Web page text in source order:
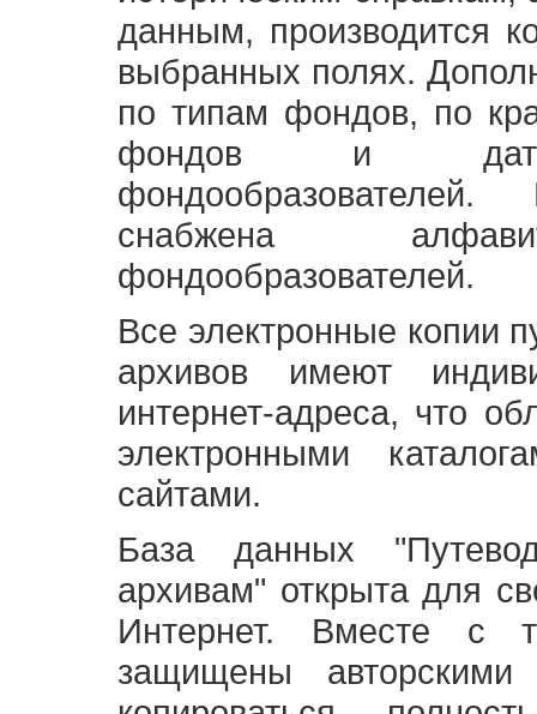
данным, производится
выбранных полях.
по типам фондов, по
фондов и
снабжена
фондообразователей.
Все электронные копии
архивов имеют
интернет-адреса, что
электронными
сайтами.
База данных
архивам" открыта для
Интернет. Вместе с
защищены